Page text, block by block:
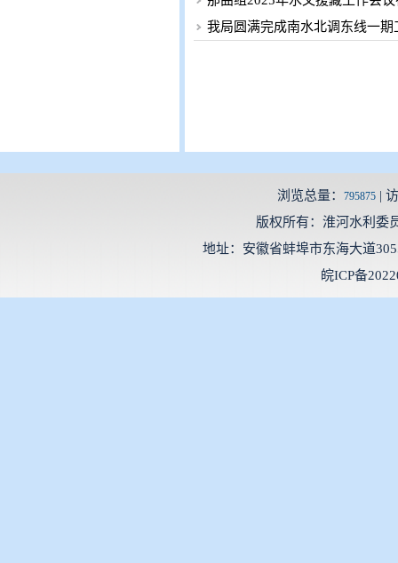
我局圆满完成南水北调东线一
浏览总量： 795875|
版权所有：淮河水利委
地址：安徽省蚌埠市东海大道
皖ICP备